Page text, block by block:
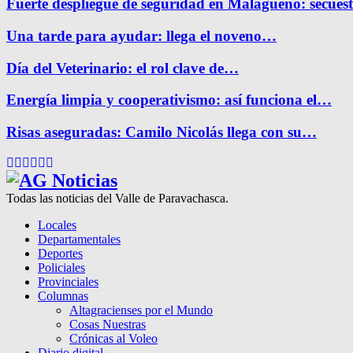
Fuerte despliegue de seguridad en Malagueño:
Una tarde para ayudar: llega el noveno…
Día del Veterinario: el rol clave de…
Energía limpia y cooperativismo: así funciona el…
Risas aseguradas: Camilo Nicolás llega con su…
Facebook
Twitter
Instagram
Pinterest
Google
Todas las noticias del Valle de Paravachasca.
Locales
Departamentales
Deportes
Policiales
Provinciales
Columnas
Altagracienses por el Mundo
Cosas Nuestras
Crónicas al Voleo